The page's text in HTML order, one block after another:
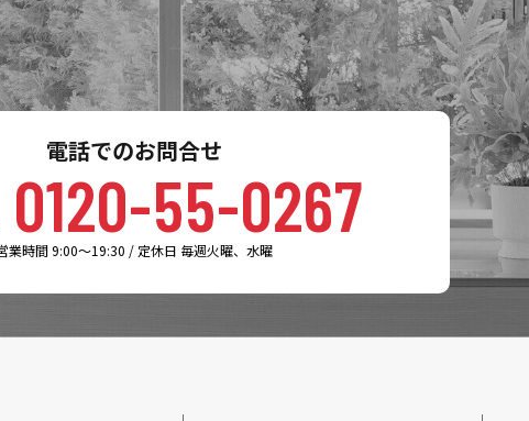
電話でのお問合せ
0120-55-0267
業時間 9:00～19:30 / 定休日 毎週火曜、水曜